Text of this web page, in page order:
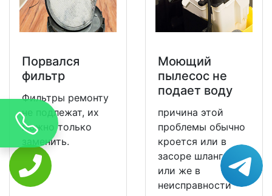
Порвался
фильтр
Фильтры ремонту
не подлежат, их
можно только
заменить.
Моющий
пылесос не
подает воду
причина этой
проблемы обычно
кроется или в
засоре шлангов,
или же в
неисправности